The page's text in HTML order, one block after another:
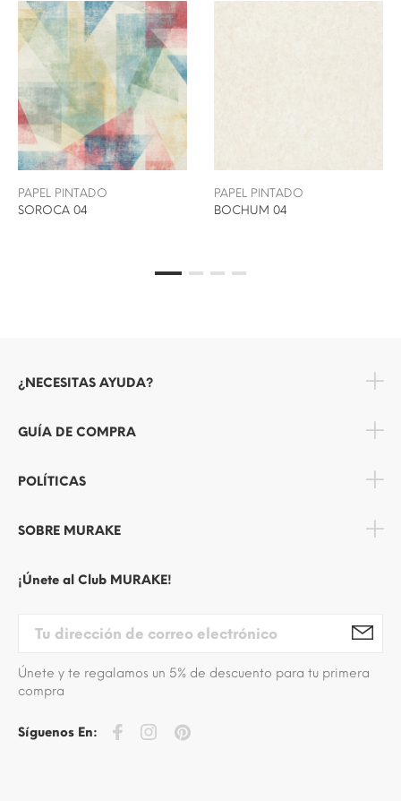
PAPEL PINTADO
SOROCA 04
PAPEL PINTADO
BOCHUM 04
¿NECESITAS AYUDA?
GUÍA DE COMPRA
POLÍTICAS
SOBRE MURAKE
¡Únete al Club MURAKE!
Únete y te regalamos un 5% de descuento para tu primera
compra
Síguenos En: